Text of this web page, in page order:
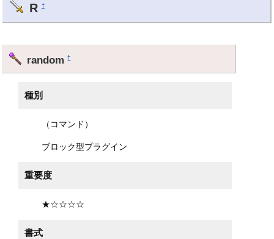
R †
random†
種別
（コマンド）
ブロック型プラグイン
重要度
★☆☆☆☆
書式